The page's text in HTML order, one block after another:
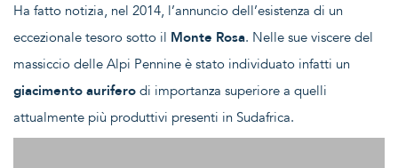
Ha fatto notizia, nel 2014, l’annuncio dell’esistenza di un
eccezionale tesoro sotto il Monte Rosa. Nelle sue viscere del
massiccio delle Alpi Pennine è stato individuato infatti un
giacimento aurifero di importanza superiore a quelli
attualmente più produttivi presenti in Sudafrica.